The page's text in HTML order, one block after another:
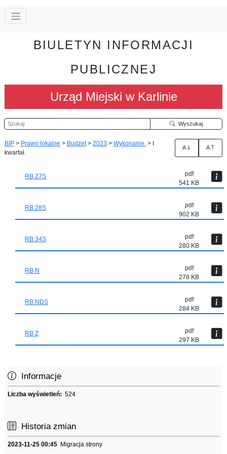
BIULETYN INFORMACJI
PUBLICZNEJ
Urząd Miejski w Karlinie
Szukaj Wyszukaj
BIP > Prawo lokalne > Budżet> 2023 > Wykonanie. > I
kwartał.
A A
RB 27S
pdf
541 KB
RB 28S
pdf
902 KB
RB 34S
pdf
280 KB
RB N
pdf
278 KB
RB NDS
pdf
284 KB
RB Z
pdf
297 KB
Informacje
Liczba wyświetleń: 524
Historia zmian
2023-11-25 00:45 Migracja strony